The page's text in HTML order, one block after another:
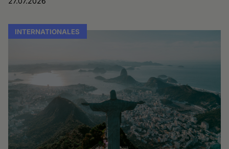
INTERNATIONALES